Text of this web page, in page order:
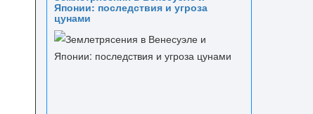
Японии: последствия и угроза
цунами